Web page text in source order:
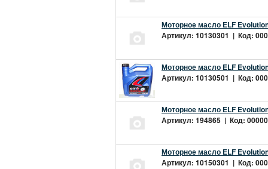
Моторное масло ELF
Артикул: 10130301 | Код:
Моторное масло ELF
Артикул: 10130501 | Код:
Моторное масло ELF
Артикул: 194865 | Код:
Моторное масло ELF
Артикул: 10150301 | Код: